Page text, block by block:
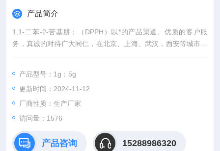
产品简介
1,1-二苯-2-苦基肼；（DPPH）以*的产品渠道、优质的客户服
务，真诚的对待广大同仁，在北京、上海、武汉，西安等城市有
专业的实验室，竭诚服务每位科研工作者。
产品型号：1g；5g
更新时间：2024-11-12
厂商性质：生产厂家
访问量：1576
产品咨询 15288986320